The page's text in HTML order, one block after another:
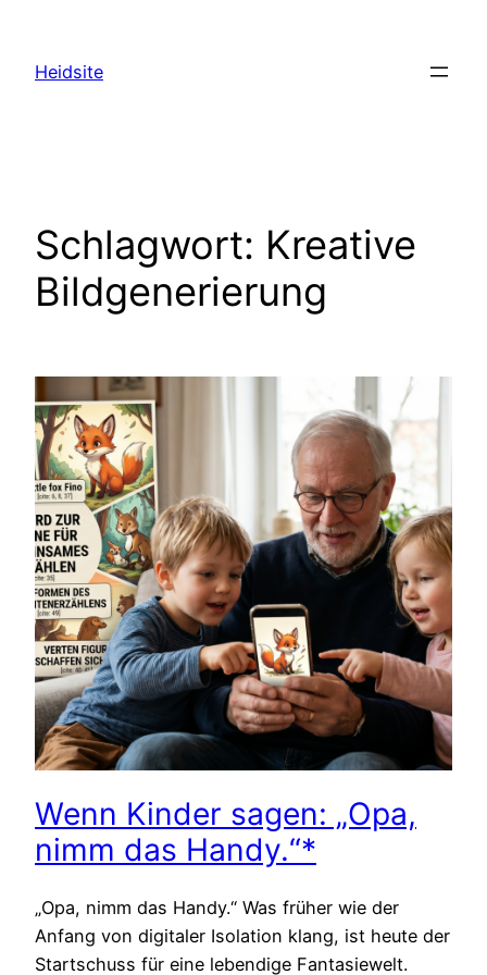
springen
Heidsite
Schlagwort: Kreative
Bildgenerierung
Wenn Kinder sagen: „Opa,
nimm das Handy.“*
„Opa, nimm das Handy.“ Was früher wie der
Anfang von digitaler Isolation klang, ist heute der
Startschuss für eine lebendige Fantasiewelt.